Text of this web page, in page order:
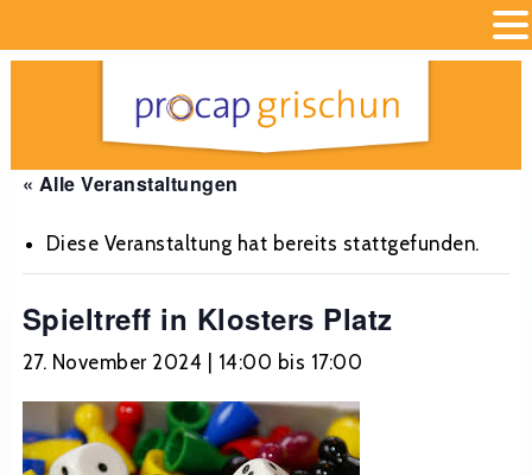
« Alle Veranstaltungen
Diese Veranstaltung hat bereits stattgefunden.
Spieltreff in Klosters Platz
27. November 2024 | 14:00 bis 17:00